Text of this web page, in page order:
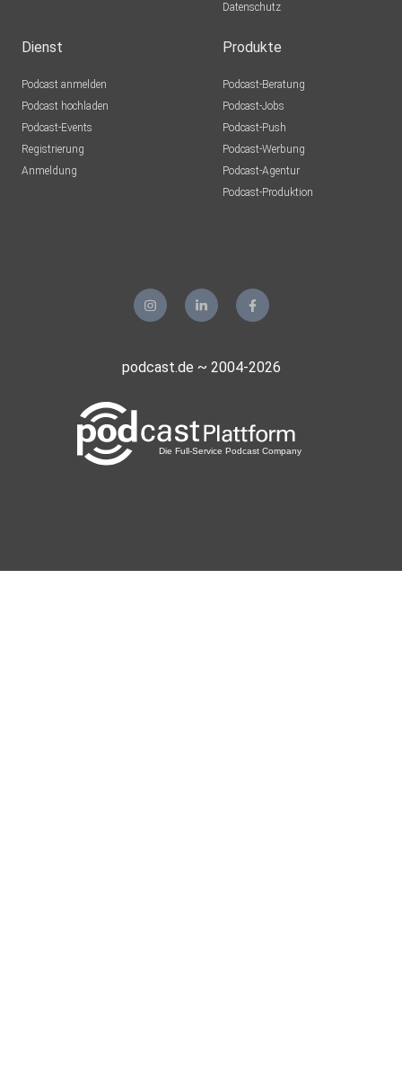
Datenschutz
Dienst
Podcast anmelden
Podcast hochladen
Podcast-Events
Registrierung
Anmeldung
Produkte
Podcast-Beratung
Podcast-Jobs
Podcast-Push
Podcast-Werbung
Podcast-Agentur
Podcast-Produktion
podcast.de ~ 2004-2026